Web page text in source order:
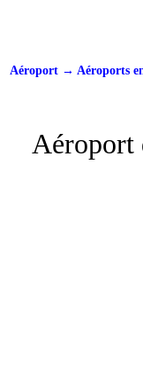
Aéroport→ Aéroports
Aéroport